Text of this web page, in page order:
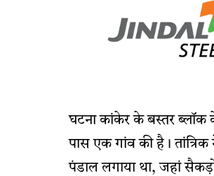
घटना कांकेर के बस्तर ब्लॉक
पास एक गांव की है।
पंडाल लगाया था, जहां